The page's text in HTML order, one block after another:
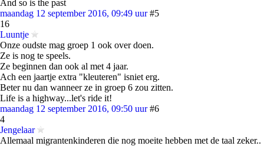
And so is the past
maandag 12 september 2016, 09:49 uur #5
16
Luuntje
Onze oudste mag groep 1 ook over doen.
Ze is nog te speels.
Ze beginnen dan ook al met 4 jaar.
Ach een jaartje extra "kleuteren" isniet erg.
Beter nu dan wanneer ze in groep 6 zou zitten.
Life is a highway...let's ride it!
maandag 12 september 2016, 09:50 uur #6
4
Jengelaar
Allemaal migrantenkinderen die nog moeite hebben met de taal zeker..